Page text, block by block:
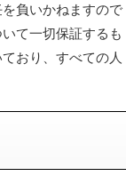
負いかねますので
て一切保証するも
おり、すべての人